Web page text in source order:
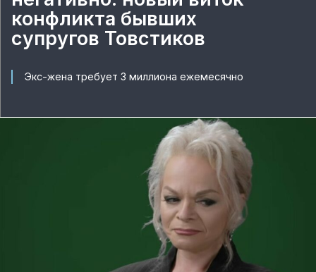
конфликта бывших
супругов Товстиков
Экс-жена требует 3 миллиона ежемесячно